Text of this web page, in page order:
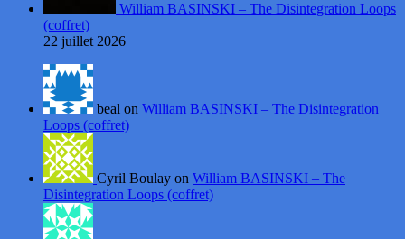
William BASINSKI – The Disintegration Loops
(coffret)
22 juillet 2026
beal on William BASINSKI – The Disintegration
Loops (coffret)
Cyril Boulay on William BASINSKI – The
Disintegration Loops (coffret)